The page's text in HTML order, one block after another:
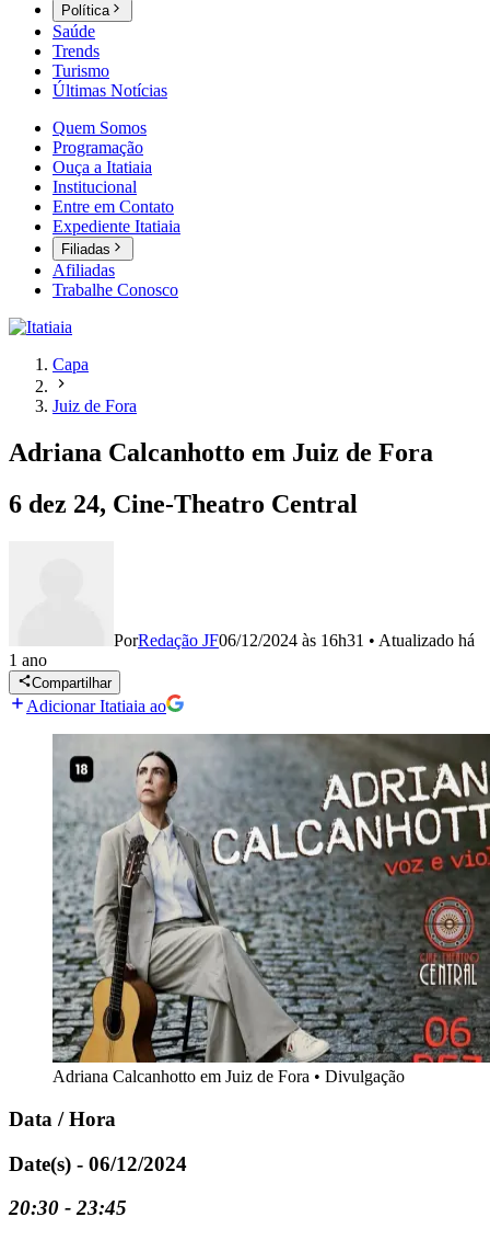
Política
Saúde
Trends
Turismo
Últimas Notícias
Quem Somos
Programação
Ouça a Itatiaia
Institucional
Entre em Contato
Expediente Itatiaia
Filiadas
Afiliadas
Trabalhe Conosco
Capa
Juiz de Fora
Adriana Calcanhotto em Juiz de Fora
6 dez 24, Cine-Theatro Central
PorRedação JF06/12/2024 às 16h31 • Atualizado há
1 ano
Compartilhar
Adicionar Itatiaia ao
Adriana Calcanhotto em Juiz de Fora • Divulgação
Data / Hora
Date(s) - 06/12/2024
20:30 - 23:45